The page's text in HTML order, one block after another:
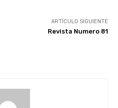
ARTÍCULO SIGUIENTE
Revista Numero 81